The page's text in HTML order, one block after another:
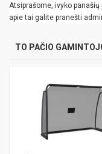
Atsiprašome, ivyko
apie tai galite pranešti
TO PAČIO